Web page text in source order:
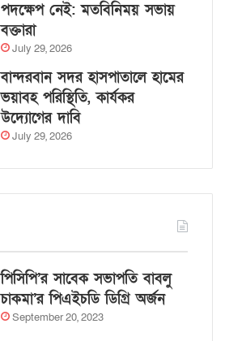
পদক্ষেপ নেই: মতবিনিময় সভায়
বক্তারা
July 29, 2026
বান্দরবান সদর হাসপাতালে হামের
ভয়াবহ পরিস্থিতি, কার্যকর
উদ্যোগের দাবি
July 29, 2026
পিসিপি’র সাবেক সভাপতি বাবলু
চাকমা’র পিএইচডি ডিগ্রি অর্জন
September 20, 2023